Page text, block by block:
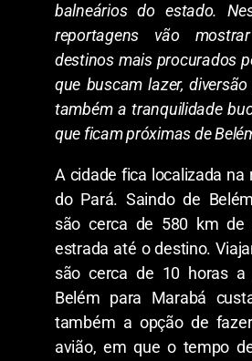
balneários do estado.
reportagens vão
destinos mais procurados
que buscam lazer,
também a tranquilidade
que ficam próximas de
A cidade fica localizada na
do Pará. Saindo de
são cerca de 580 km de
estrada até o destino.
são cerca de 10 horas a
Belém para Marabá
também a opção de
avião, em que o tempo